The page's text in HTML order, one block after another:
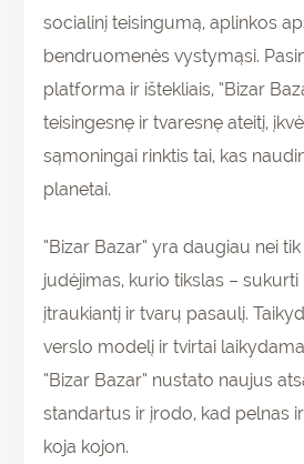
socialinį teisingumą, aplinkos
bendruomenės vystymąsi.
platforma ir ištekliais, “Bizar
teisingesnę ir tvaresnę ateitį,
sąmoningai rinktis tai, kas
planetai.
“Bizar Bazar” yra daugiau nei
judėjimas, kurio tikslas –
įtraukiantį ir tvarų pasaulį.
verslo modelį ir tvirtai
“Bizar Bazar” nustato naujus
standartus ir įrodo, kad pelnas
koja kojon.